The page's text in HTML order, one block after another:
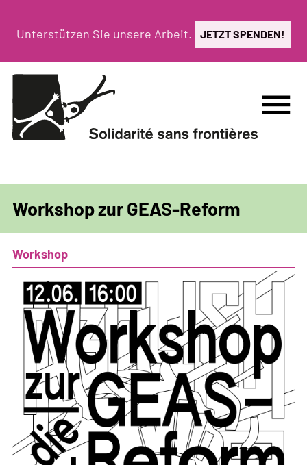
zumUnterstützen Sie unsere Arbeit. JETZT SPENDEN!
menu
Workshop zur GEAS-Reform
Workshop